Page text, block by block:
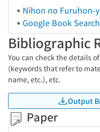
Nihon no Furuhon-
Google Book Search
Bibliographic
You can check the details
(keywords that refer to
name, etc.), etc.
Output
Paper